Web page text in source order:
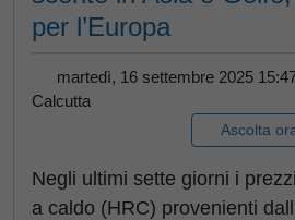
per l’Europa
martedì, 16 settembre 2025
Calcutta
Ascolta
Negli ultimi sette giorni i
a caldo (HRC) provenienti